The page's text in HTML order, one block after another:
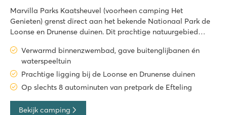
Marvilla Parks Kaatsheuvel (voorheen camping Het
Genieten) grenst direct aan het bekende Nationaal Park de
Loonse en Drunense duinen. Dit prachtige natuurgebied
bossen. Op maar 8 autominuten ligt pretpark de Efteling,
Marvilla Parks Kaatsheuvel is d
Verwarmd binnenzwembad, gave buitenglijbanen én
waterspeeltuin
Prachtige ligging bij de Loonse en Drunense duinen
Op slechts 8 autominuten van pretpark de Efteling
Bekijk camping